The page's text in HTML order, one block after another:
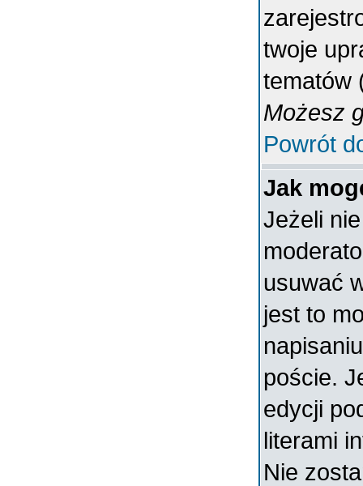
twoje
tematów
Możesz
Powrót
Jak
Jeżeli
usuwać
jest to
poście.
edycji
literami
Nie